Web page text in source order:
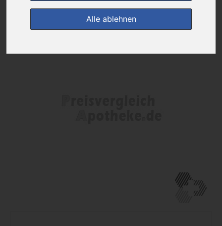
Alle ablehnen
Preisalarm